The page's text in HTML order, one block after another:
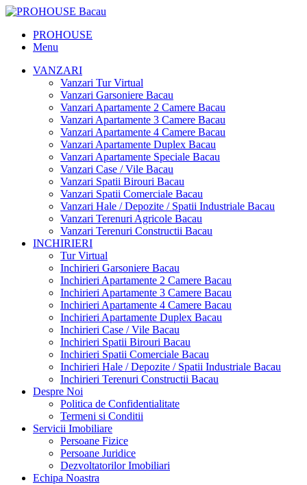
PROHOUSE
Menu
VANZARI
Vanzari Tur Virtual
Vanzari Garsoniere Bacau
Vanzari Apartamente 2 Camere Bacau
Vanzari Apartamente 3 Camere Bacau
Vanzari Apartamente 4 Camere Bacau
Vanzari Apartamente Duplex Bacau
Vanzari Apartamente Speciale Bacau
Vanzari Case / Vile Bacau
Vanzari Spatii Birouri Bacau
Vanzari Spatii Comerciale Bacau
Vanzari Hale / Depozite / Spatii Industriale Bacau
Vanzari Terenuri Agricole Bacau
Vanzari Terenuri Constructii Bacau
INCHIRIERI
Tur Virtual
Inchirieri Garsoniere Bacau
Inchirieri Apartamente 2 Camere Bacau
Inchirieri Apartamente 3 Camere Bacau
Inchirieri Apartamente 4 Camere Bacau
Inchirieri Apartamente Duplex Bacau
Inchirieri Case / Vile Bacau
Inchirieri Spatii Birouri Bacau
Inchirieri Spatii Comerciale Bacau
Inchirieri Hale / Depozite / Spatii Industriale Bacau
Inchirieri Terenuri Constructii Bacau
Despre Noi
Politica de Confidentialitate
Termeni si Conditii
Servicii Imobiliare
Persoane Fizice
Persoane Juridice
Dezvoltatorilor Imobiliari
Echipa Noastra